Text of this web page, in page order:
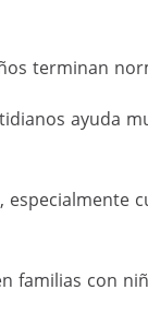
terminan
ayuda
familias con